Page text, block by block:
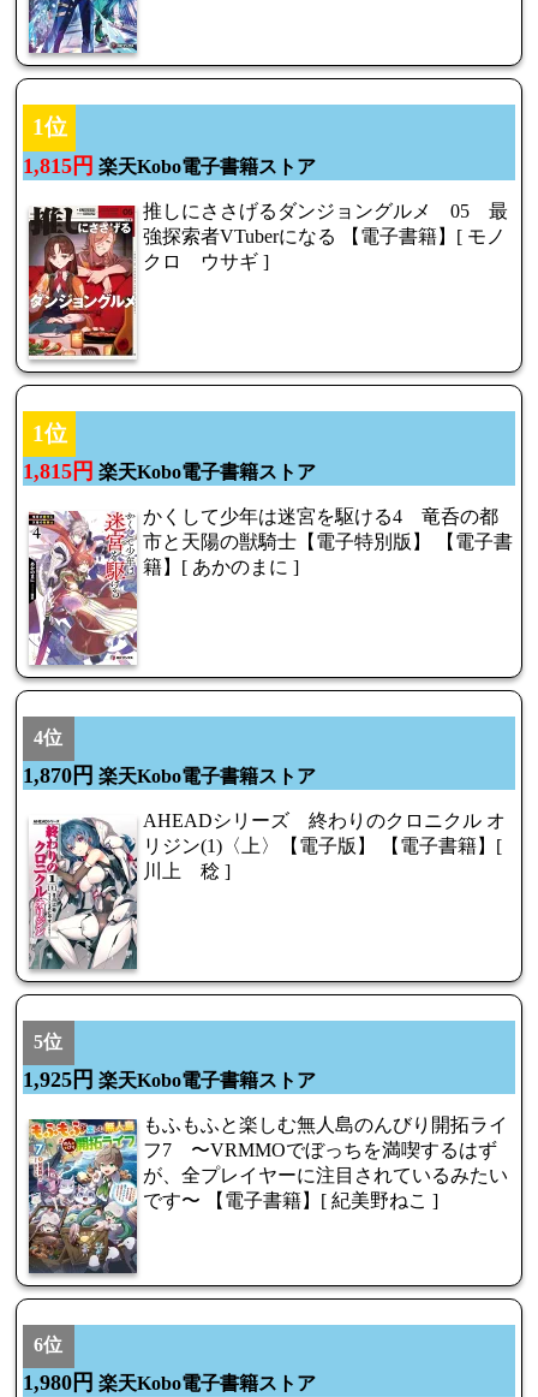
1位
1,815円 楽天Kobo電子書籍ストア
推しにささげるダンジョングルメ 05 最
強探索者VTuberになる 【電子書籍】[ モノ
クロ ウサギ ]
1位
1,815円 楽天Kobo電子書籍ストア
かくして少年は迷宮を駆ける4 竜呑の都
市と天陽の獣騎士【電子特別版】 【電子書
籍】[ あかのまに ]
4位
1,870円 楽天Kobo電子書籍ストア
AHEADシリーズ 終わりのクロニクル オ
リジン(1)〈上〉【電子版】 【電子書籍】[
川上 稔 ]
5位
1,925円 楽天Kobo電子書籍ストア
もふもふと楽しむ無人島のんびり開拓ライ
フ7 〜VRMMOでぼっちを満喫するはず
が、全プレイヤーに注目されているみたい
です〜 【電子書籍】[ 紀美野ねこ ]
6位
1,980円 楽天Kobo電子書籍ストア